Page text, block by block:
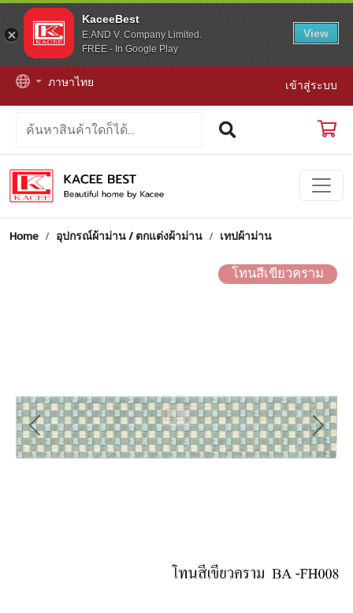
KaceeBest
E.AND V. Company Limited.
FREE - In Google Play
View
ภาษาไทย เข้าสู่ระบบ
Home อุปกรณ์ผ้าม่าน / ตกแต่งผ้าม่าน เทปผ้าม่าน
โทนสีเขียวคราม
Previous Next